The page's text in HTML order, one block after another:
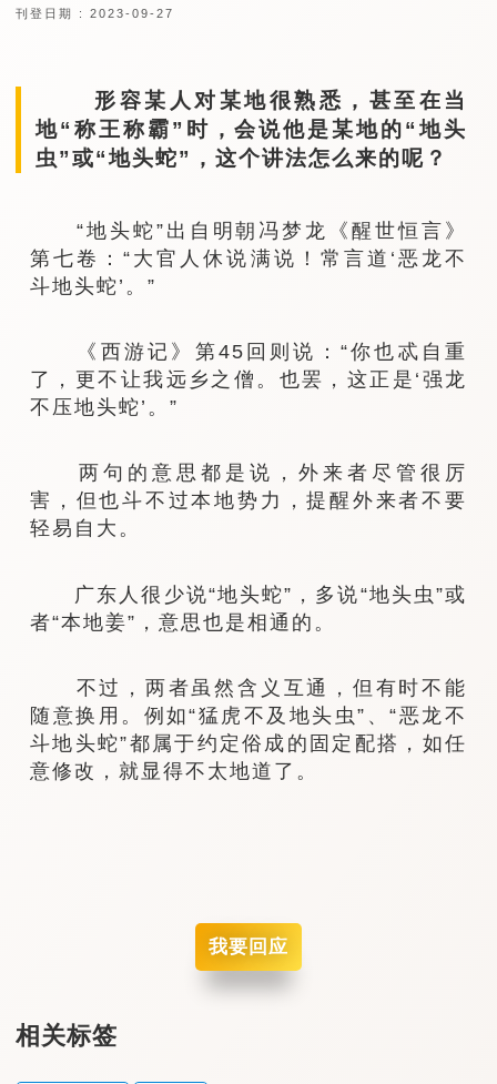
刊登日期 : 2023-09-27
形容某人对某地很熟悉，甚至在当
地“称王称霸”时，会说他是某地的“地头
虫”或“地头蛇”，这个讲法怎么来的呢？
“地头蛇”出自明朝冯梦龙《醒世恒言》
第七卷：“大官人休说满说！常言道‘恶龙不
斗地头蛇’。”
《西游记》第45回则说：“你也忒自重
了，更不让我远乡之僧。也罢，这正是‘强龙
不压地头蛇’。”
两句的意思都是说，外来者尽管很厉
害，但也斗不过本地势力，提醒外来者不要
轻易自大。
广东人很少说“地头蛇”，多说“地头虫”或
者“本地姜”，意思也是相通的。
不过，两者虽然含义互通，但有时不能
随意换用。例如“猛虎不及地头虫”、“恶龙不
斗地头蛇”都属于约定俗成的固定配搭，如任
意修改，就显得不太地道了。
我要回应
相关标签